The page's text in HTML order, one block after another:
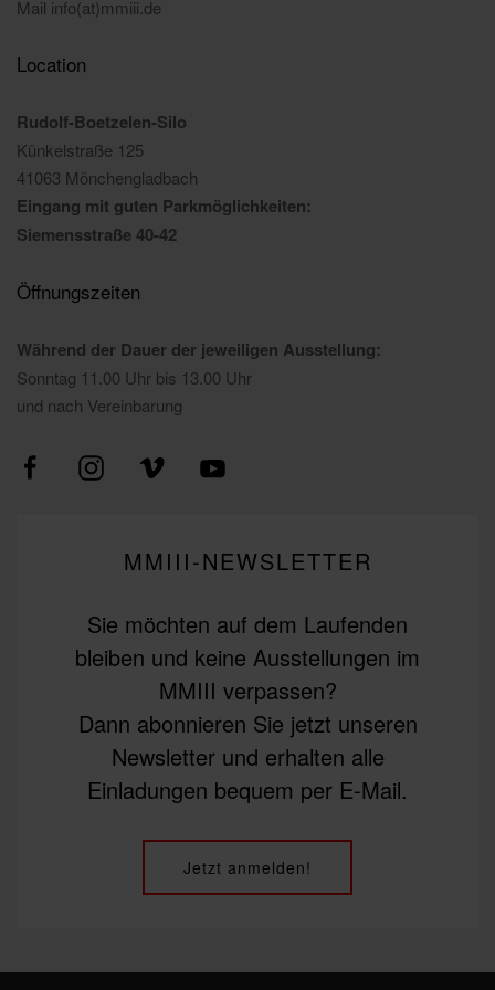
Mail info(at)mmiii.de
Location
Rudolf-Boetzelen-Silo
Künkelstraße 125
41063 Mönchengladbach
Eingang mit guten Parkmöglichkeiten:
Siemensstraße 40-42
Öffnungszeiten
Während der Dauer der jeweiligen Ausstellung:
Sonntag 11.00 Uhr bis 13.00 Uhr
und nach Vereinbarung
MMIII-NEWSLETTER
Sie möchten auf dem Laufenden
bleiben und keine Ausstellungen im
MMIII verpassen?
Dann abonnieren Sie jetzt unseren
Newsletter und erhalten alle
Einladungen bequem per E-Mail.
Jetzt anmelden!